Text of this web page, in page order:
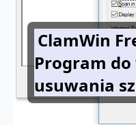
ClamWin
Program
usuwania